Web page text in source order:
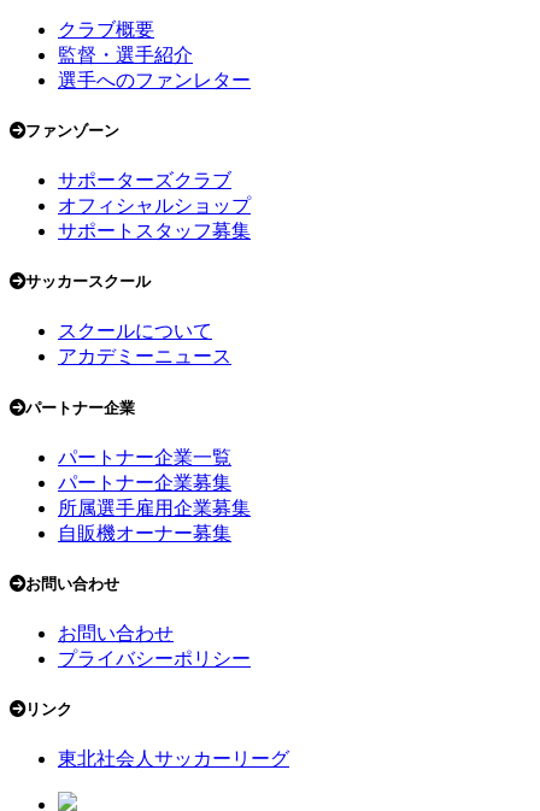
クラブ概要
監督・選手紹介
選手へのファンレター
ファンゾーン
サポーターズクラブ
オフィシャルショップ
サポートスタッフ募集
サッカースクール
スクールについて
アカデミーニュース
パートナー企業
パートナー企業一覧
パートナー企業募集
所属選手雇用企業募集
自販機オーナー募集
お問い合わせ
お問い合わせ
プライバシーポリシー
リンク
東北社会人サッカーリーグ